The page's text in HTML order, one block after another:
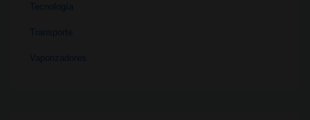
Tecnología
Transporte
Vaporizadores